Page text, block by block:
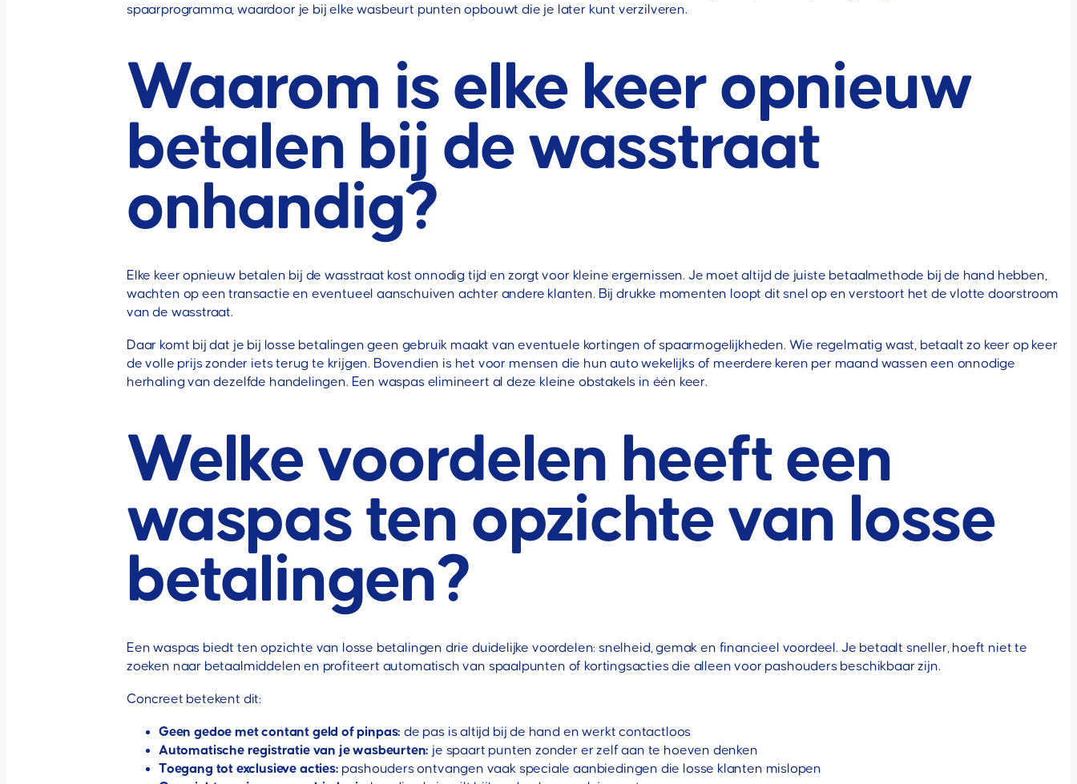
spaarprogramma, waardoor je bij elke wasbeurt punten opbouwt die je later kunt verzilveren.
Waarom is elke keer opnieuw
betalen bij de wasstraat
onhandig?
Elke keer opnieuw betalen bij de wasstraat kost onnodig tijd en zorgt voor kleine ergernissen. Je moet altijd de juiste betaalmethode bij de hand hebben,
wachten op een transactie en eventueel aanschuiven achter andere klanten. Bij drukke momenten loopt dit snel op en verstoort het de vlotte doorstroom
van de wasstraat.
Daar komt bij dat je bij losse betalingen geen gebruik maakt van eventuele kortingen of spaarmogelijkheden. Wie regelmatig wast, betaalt zo keer op keer
de volle prijs zonder iets terug te krijgen. Bovendien is het voor mensen die hun auto wekelijks of meerdere keren per maand wassen een onnodige
herhaling van dezelfde handelingen. Een waspas elimineert al deze kleine obstakels in één keer.
Welke voordelen heeft een
waspas ten opzichte van losse
betalingen?
Een waspas biedt ten opzichte van losse betalingen drie duidelijke voordelen: snelheid, gemak en financieel voordeel. Je betaalt sneller, hoeft niet te
zoeken naar betaalmiddelen en profiteert automatisch van spaalpunten of kortingsacties die alleen voor pashouders beschikbaar zijn.
Concreet betekent dit:
Geen gedoe met contant geld of pinpas: de pas is altijd bij de hand en werkt contactloos
Automatische registratie van je wasbeurten: je spaart punten zonder er zelf aan te hoeven denken
Toegang tot exclusieve acties: pashouders ontvangen vaak speciale aanbiedingen die losse klanten mislopen